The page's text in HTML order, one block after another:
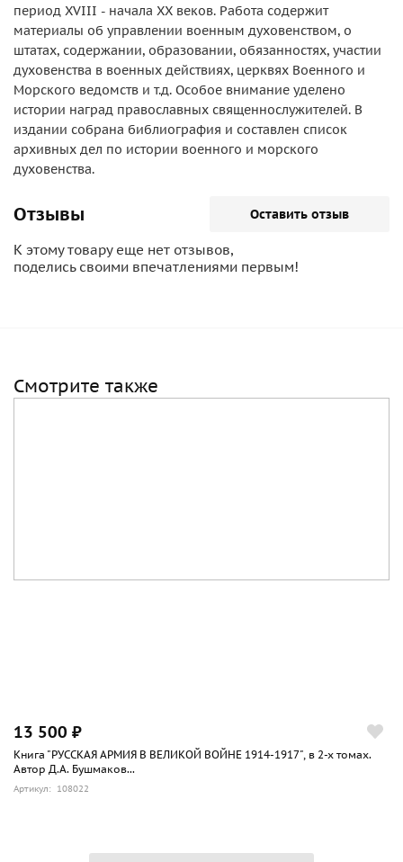
период XVIII - начала XX веков. Работа содержит
материалы об управлении военным духовенством, о
штатах, содержании, образовании, обязанностях, участии
духовенства в военных действиях, церквях Военного и
Морского ведомств и т.д. Особое внимание уделено
истории наград православных священнослужителей. В
издании собрана библиография и составлен список
архивных дел по истории военного и морского
духовенства.
Отзывы Оставить отзыв
К этому товару еще нет отзывов,
поделись своими впечатлениями первым!
Смотрите также
13 500 ₽
Книга "РУССКАЯ АРМИЯ В ВЕЛИКОЙ ВОЙНЕ 1914-1917", в 2-х томах.
Автор Д.А. Бушмаков...
Артикул: 108022